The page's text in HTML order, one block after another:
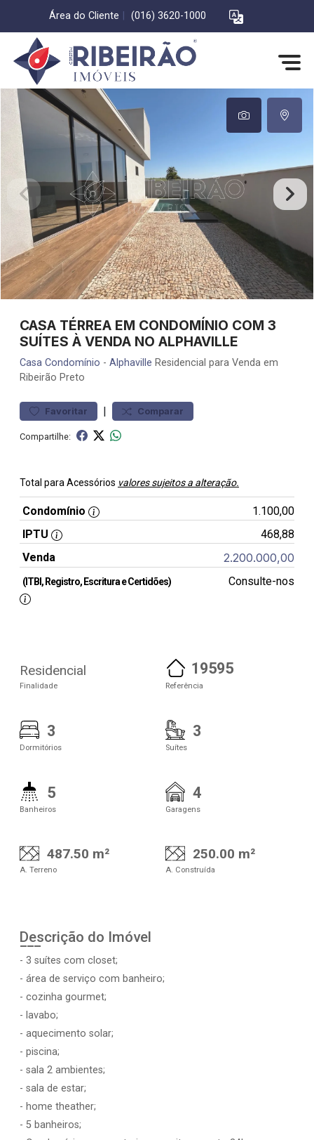
Área do Cliente (016) 3620-1000
CASA TÉRREA EM CONDOMÍNIO COM 3
SUÍTES À VENDA NO ALPHAVILLE
Casa Condomínio - Alphaville Residencial para Venda em
Ribeirão Preto
Favoritar | Comparar
Compartilhe:
Total para Acessórios valores sujeitos a alteração.
Condomínio
1.100,00
IPTU
468,88
Venda
2.200.000,00
(ITBI, Registro, Escritura e Certidões) Consulte-nos
Residencial
Finalidade
19595
Referência
3
Dormitórios
3
Suítes
5
Banheiros
4
Garagens
487.50 m²
A. Terreno
250.00 m²
A. Construída
Descrição do Imóvel
- 3 suítes com closet;
- área de serviço com banheiro;
- cozinha gourmet;
- lavabo;
- aquecimento solar;
- piscina;
- sala 2 ambientes;
- sala de estar;
- home theather;
- 5 banheiros;